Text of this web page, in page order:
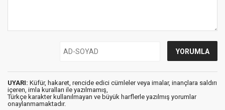
UYARI: Küfür, hakaret, rencide edici cümleler veya imalar, inançlara saldırı
içeren, imla kuralları ile yazılmamış,
Türkçe karakter kullanılmayan ve büyük harflerle yazılmış yorumlar
onaylanmamaktadır.